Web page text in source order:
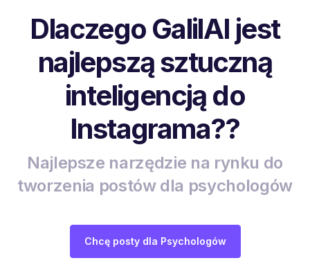
Dlaczego GalilAI jest
najlepszą sztuczną
inteligencją do
Instagrama??
Najlepsze narzędzie na rynku do
tworzenia postów dla psychologów
Chcę posty dla Psychologów